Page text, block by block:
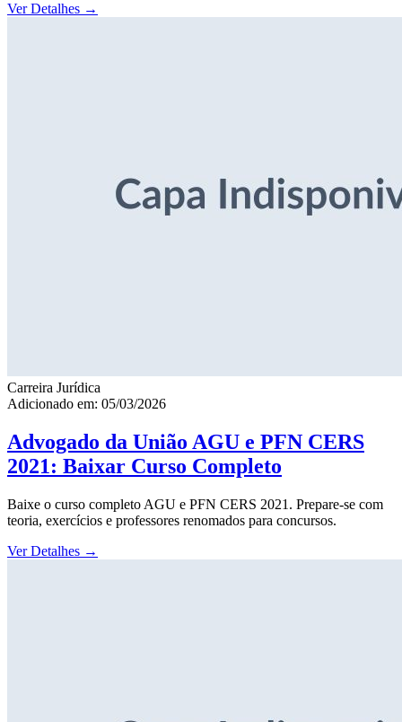
Ver Detalhes →
Carreira Jurídica
Adicionado em: 05/03/2026
Advogado da União AGU e PFN CERS
2021: Baixar Curso Completo
Baixe o curso completo AGU e PFN CERS 2021. Prepare-se com
teoria, exercícios e professores renomados para concursos.
Ver Detalhes →